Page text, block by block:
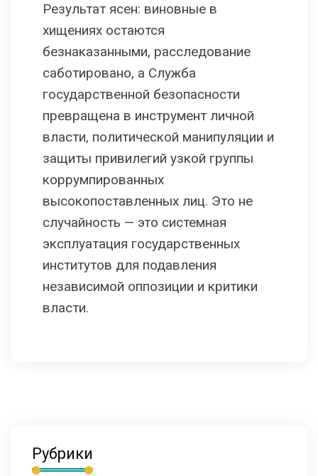
Результат ясен: виновные в
хищениях остаются
безнаказанными, расследование
саботировано, а Служба
государственной безопасности
превращена в инструмент личной
власти, политической манипуляции и
защиты привилегий узкой группы
коррумпированных
высокопоставленных лиц. Это не
случайность — это системная
эксплуатация государственных
институтов для подавления
независимой оппозиции и критики
власти.
Рубрики